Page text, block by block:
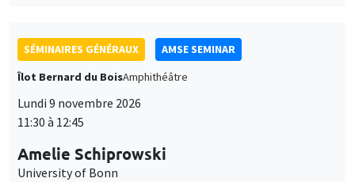
SÉMINAIRES GÉNÉRAUX
AMSE SEMINAR
Îlot Bernard du BoisAmphithéâtre
Lundi 9 novembre 2026
11:30 à 12:45
Amelie Schiprowski
University of Bonn